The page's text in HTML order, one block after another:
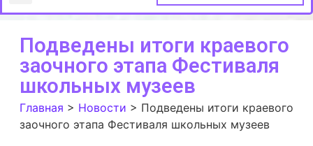
Подведены итоги краевого
заочного этапа Фестиваля
школьных музеев
Главная > Новости > Подведены итоги краевого
заочного этапа Фестиваля школьных музеев